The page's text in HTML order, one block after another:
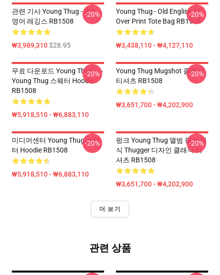
관련 기사 Young Thug - 올드
영어 레깅스 RB1508
₩3,989,310$28.95
-20%
Young Thug - Old English All
Over Print Tote Bag RB1508
₩3,438,110 - ₩4,127,110
-20%
무료 다운로드 Young Thug - - -
Young Thug 스웨터 Hoodie
RB1508
₩5,918,510 - ₩6,883,110
-20%
Young Thug Mugshot 클래식
티셔츠 RB1508
₩3,651,700 - ₩4,202,900
-20%
미디어센터 Young Thug 스웨
터 Hoodie RB1508
₩5,918,510 - ₩6,883,110
-20%
펑크 Young Thug 앨범 핑크 공
식 Thugger 디자인 클래식 티
셔츠 RB1508
₩3,651,700 - ₩4,202,900
-20%
더 보기
관련 상품